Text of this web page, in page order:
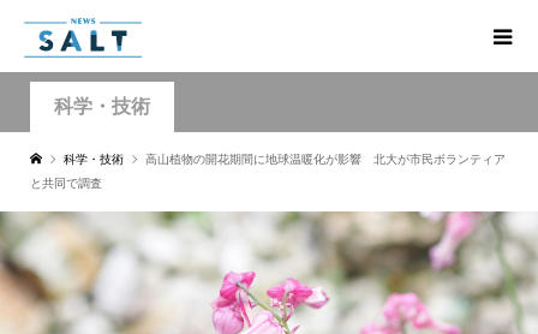
科学・技術
科学・技術
高山植物の開花期間に地球温暖化が影響 北大が市民ボランティア
と共同で調査